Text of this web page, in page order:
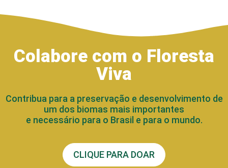
Colabore com o Floresta
Viva
Contribua para a preservação e desenvolvimento de
um dos biomas mais importantes
e necessário para o Brasil e para o mundo.
CLIQUE PARA DOAR